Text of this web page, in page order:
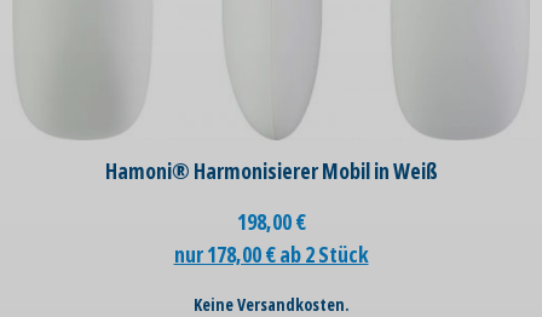
Hamoni® Harmonisierer Mobil in Weiß
198,00€
nur 178,00 € ab 2 Stück
Keine Versandkosten.